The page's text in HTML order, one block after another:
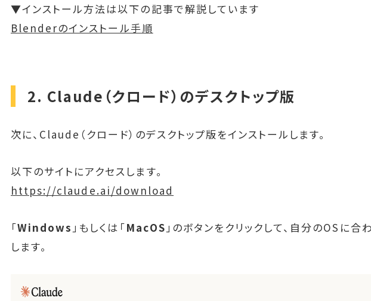
▼インストール方法は以下の記事で解説しています
Blenderのインストール手順
2. Claude（クロード）のデスクトップ版
次に、Claude（クロード）のデスクトップ版をインストールします。
以下のサイトにアクセスします。
https://claude.ai/download
「Windows 」もしくは「MacOS 」のボタンをクリックして、自分のOSに合
します。